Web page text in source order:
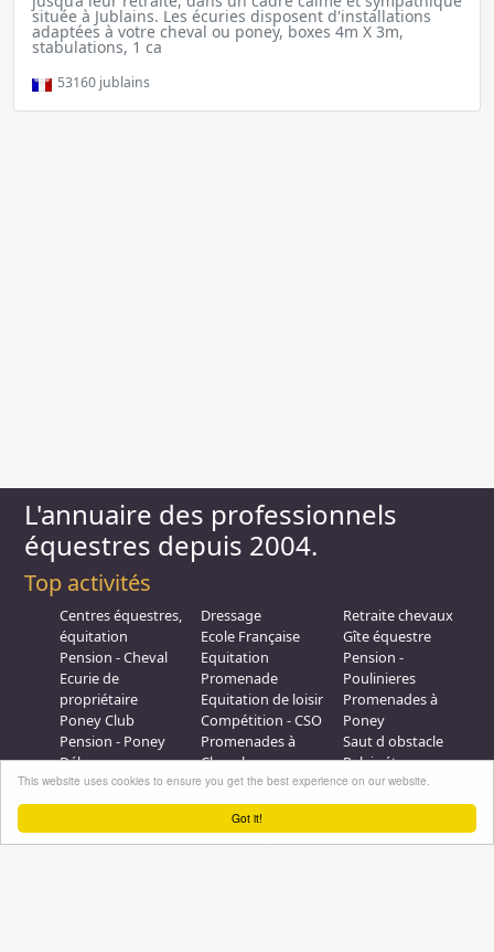
Got it!
This website uses cookies to ensure you get the best experience on our website.
située à Jublains. Les écuries disposent d'installations
adaptées à votre cheval ou poney, boxes 4m X 3m,
stabulations, 1 ca
53160 jublains
L'annuaire des professionnels
équestres depuis 2004.
Top activités
Centres équestres,
équitation
Pension - Cheval
Ecurie de
propriétaire
Poney Club
Pension - Poney
Débourrage
Elevage
Dressage
Ecole Française
Equitation
Promenade
Equitation de loisir
Compétition - CSO
Promenades à
Cheval
Galops - Equitation
Retraite chevaux
Gîte équestre
Pension -
Poulinieres
Promenades à
Poney
Saut d obstacle
Relais étape
Plus d'infos
Professionnel équestre, Inscrivez-vous !